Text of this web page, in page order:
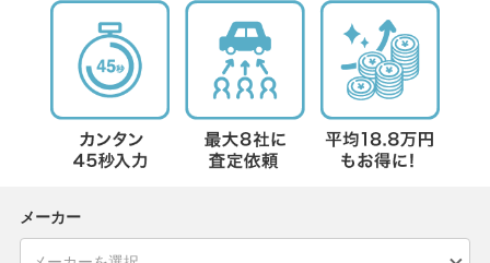
メーカー